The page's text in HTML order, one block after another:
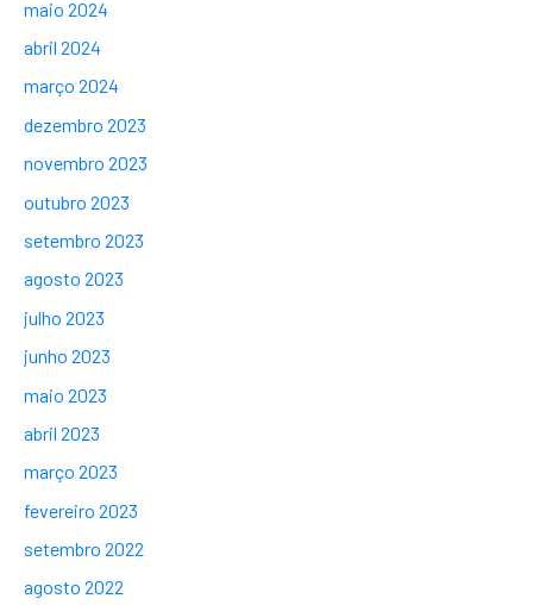
maio 2024
abril 2024
março 2024
dezembro 2023
novembro 2023
outubro 2023
setembro 2023
agosto 2023
julho 2023
junho 2023
maio 2023
abril 2023
março 2023
fevereiro 2023
setembro 2022
agosto 2022